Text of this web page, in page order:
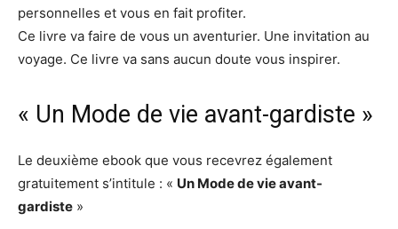
personnelles et vous en fait profiter.
Ce livre va faire de vous un aventurier. Une invitation au
voyage. Ce livre va sans aucun doute vous inspirer.
« Un Mode de vie avant-gardiste »
Le deuxième ebook que vous recevrez également
gratuitement s’intitule : « Un Mode de vie avant-
gardiste »